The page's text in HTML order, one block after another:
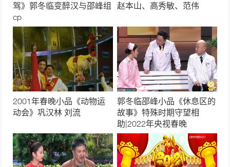
驾》郭冬临变醉汉与邵峰组
cp
赵本山、高秀敏、范伟
2001年春晚小品《动物运
动会》巩汉林 刘流
郭冬临邵峰小品《休息区的
故事》特殊时期守望相
助|2022年央视春晚